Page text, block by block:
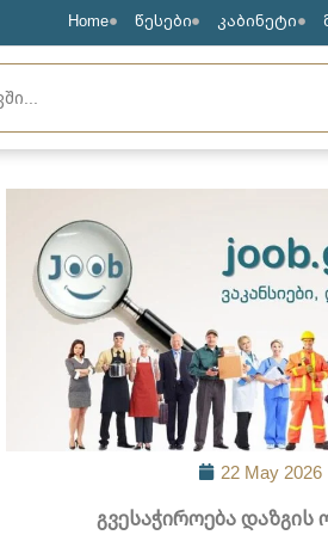
Home წესები კაბინეტი
22 May 2026
გვესაჭიროება